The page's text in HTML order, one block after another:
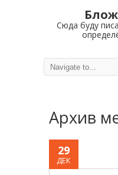
Сюда буду
Архив
29
ДЕК